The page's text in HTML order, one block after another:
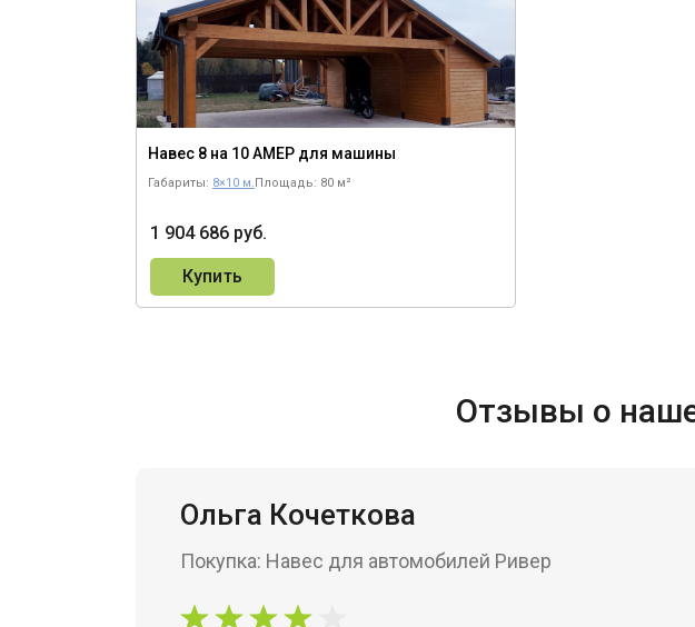
Навес 8 на 10 АМЕР для машины
Габариты: 8×10 м.Площадь: 80 м²
1 904 686 руб.
Купить
Отзывы о
Ольга Кочеткова
Покупка: Навес для автомобилей Ривер